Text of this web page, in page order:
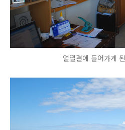
얼떨결에 들어가게